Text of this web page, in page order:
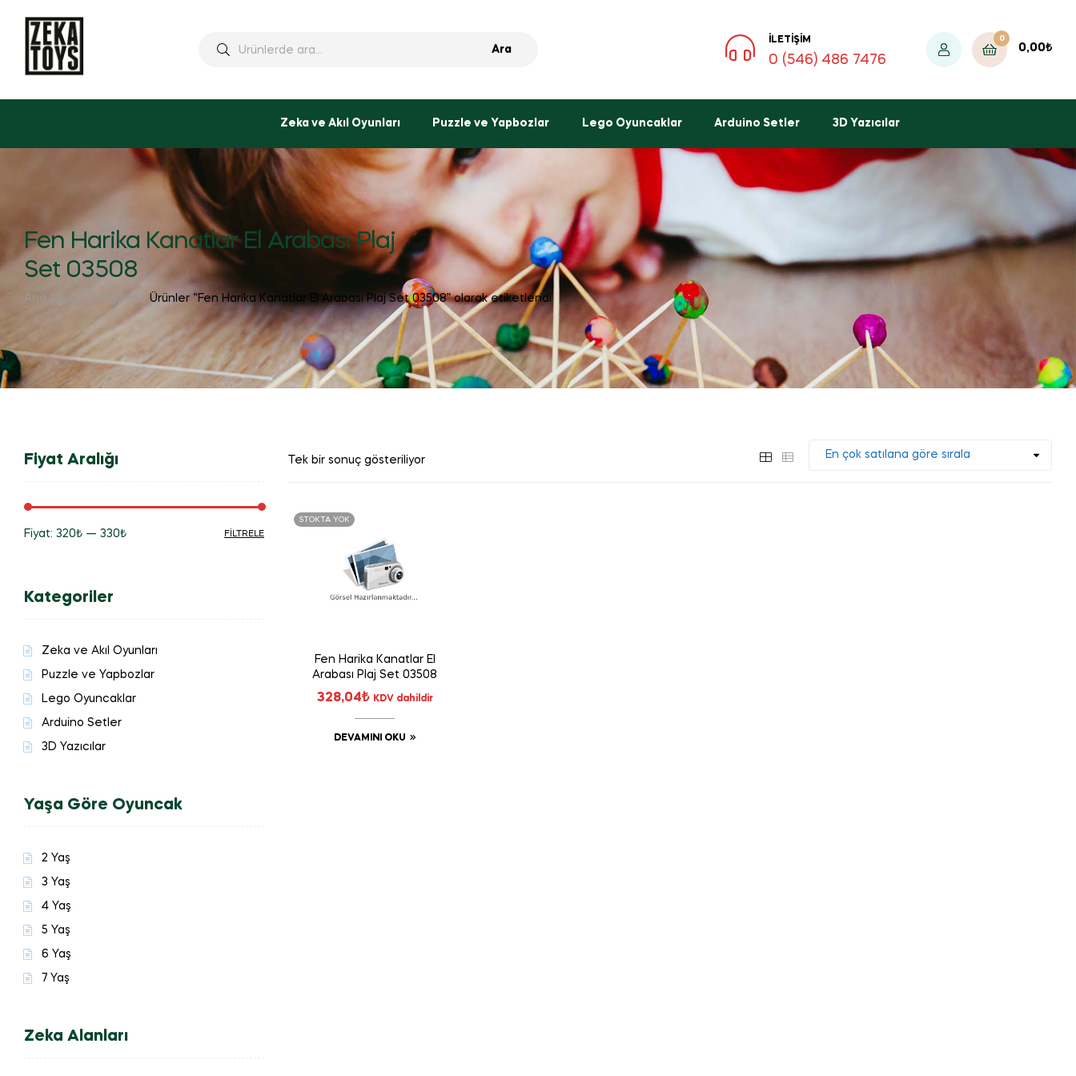
Ara
İLETIŞIM
0 (546) 486 7476
0
0,00₺
Zeka ve Akıl Oyunları Puzzle ve Yapbozlar Lego Oyuncaklar Arduino Setler 3D Yazıcılar
Fen Harika Kanatlar El Arabası Plaj
Set 03508
Ana Sayfa Mağaza Ürünler “Fen Harika Kanatlar El Arabası Plaj Set 03508” olarak etiketlendi
Tek bir sonuç gösteriliyor
STOKTA YOK
Fen Harika Kanatlar El
Arabası Plaj Set 03508
328,04₺ KDV dahildir
DEVAMINI OKU
Fiyat Aralığı
FILTRELE
Fiyat: 320₺ — 330₺
Kategoriler
Zeka ve Akıl Oyunları
Puzzle ve Yapbozlar
Lego Oyuncaklar
Arduino Setler
3D Yazıcılar
Yaşa Göre Oyuncak
2 Yaş
3 Yaş
4 Yaş
5 Yaş
6 Yaş
7 Yaş
Zeka Alanları